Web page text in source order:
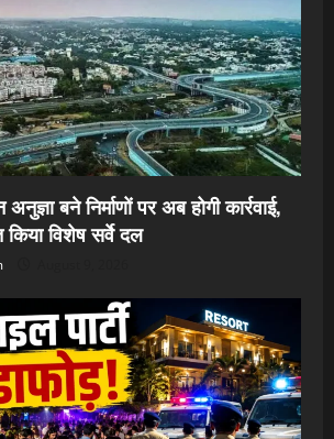
बने निर्माणों पर अब होगी कार्रवाई,
विशेष सर्वे दल